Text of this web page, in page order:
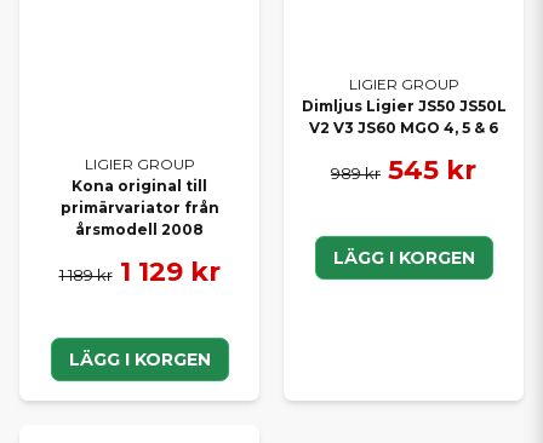
LIGIER GROUP
Kona original till
primärvariator från
årsmodell 2008
1 189 kr 1 129 kr
LÄGG I KORGEN
LIGIER GROUP
Dimljus Ligier JS50 JS50L
V2 V3 JS60 MGO 4, 5 & 6
989 kr 545 kr
LÄGG I KORGEN